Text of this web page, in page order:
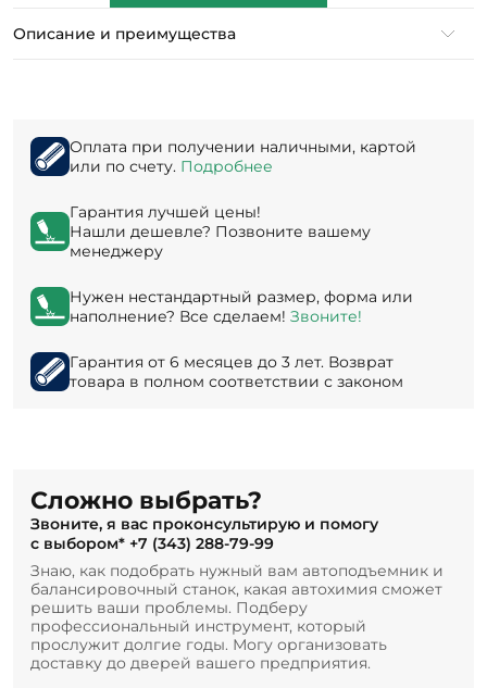
Описание и преимущества
Оплата при получении наличными, картой
или по счету. Подробнее
Гарантия лучшей цены!
Нашли дешевле? Позвоните вашему
менеджеру
Нужен нестандартный размер, форма или
наполнение? Все сделаем! Звоните!
Гарантия от 6 месяцев до 3 лет. Возврат
товара в полном соответствии с законом
Сложно выбрать?
Звоните, я вас проконсультирую и помогу
с выбором* +7 (343) 288-79-99
Знаю, как подобрать нужный вам автоподъемник и
балансировочный станок, какая автохимия сможет
решить ваши проблемы. Подберу
профессиональный инструмент, который
прослужит долгие годы. Могу организовать
доставку до дверей вашего предприятия.